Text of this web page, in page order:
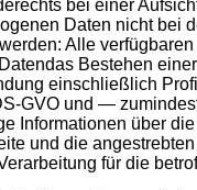
bei einer
Daten nicht bei
Alle
Bestehen
einschließlich
GVO und —
Informationen über
und die
für die